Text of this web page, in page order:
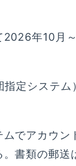
2026年10月
定システム
ムでアカウン
。書類の郵